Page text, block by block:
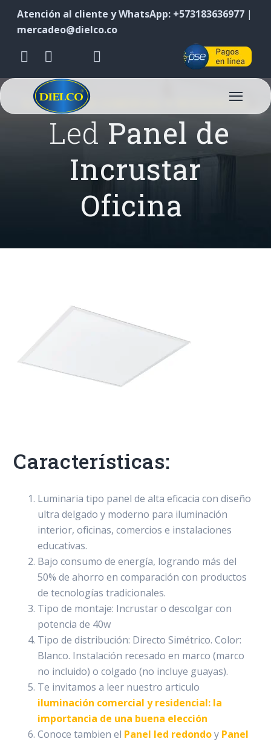
Atención al cliente y WhatsApp: +573183636977 |
mercadeo@dielco.co
ILUMINACIÓN COMERCIAL Y RESIDENCIAL
Led Panel de
Incrustar
Oficina
Características:
Luminaria tipo panel de alta eficacia con diseño
ultra delgado y moderno para iluminación
interior, oficinas, comercios e instalaciones
educativas.
Bajo consumo de energía, logrando más del
50% de ahorro en comparación con productos
de tecnologías tradicionales.
Tipo de montaje: Incrustar o descolgar con
potencia de 40w
Tipo de distribución: Directo Simétrico. Color:
Blanco. Instalación recesado en marco (marco
no incluido) o colgado (no incluye guayas).
Te invitamos a leer nuestro articulo
iluminación comercial y residencial: la
importancia de una buena elección
Conoce tambien el Panel led redondoy Panel